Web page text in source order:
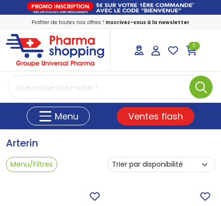
Profiter de toutes nos offres ! Inscrivez-vous à la newsletter
PharmaShopping Votre pharmacie en
0
Menu Ventes flash
Arterin
Menu/Filtres